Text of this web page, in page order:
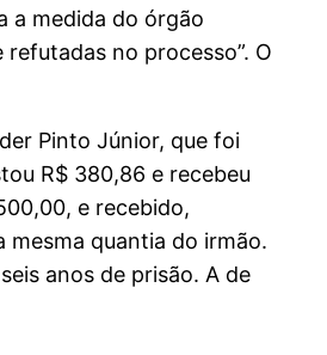
a medida do órgão
no processo”. O
Pinto Júnior, que foi
R$ 380,86 e recebeu
e recebido,
mesma quantia do irmão.
anos de prisão. A de